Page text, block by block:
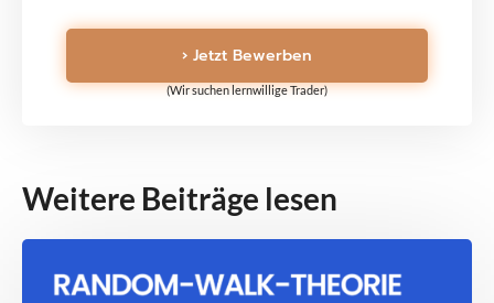
› Jetzt Bewerben
(Wir suchen lernwillige Trader)
Weitere Beiträge lesen